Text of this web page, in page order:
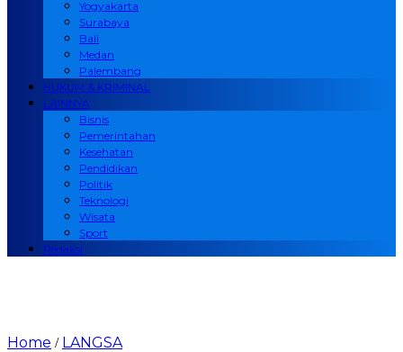
Yogyakarta
Surabaya
Bali
Medan
Palembang
HUKUM & KRIMINAL
LAINNYA
Bisnis
Pemerintahan
Kesehatan
Pendidikan
Politik
Teknologi
Wisata
Sport
Redaksi
Home / LANGSA